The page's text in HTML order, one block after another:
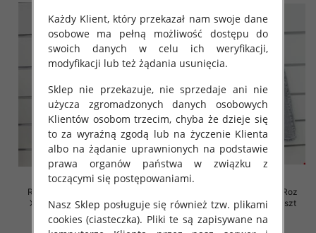
Rybaczki damskie jeansy Roz
XS-XL, 1 Kolor Paczka 10 szt
46.00 zł
Rybaczki damskie jeansy Roz
XS-XL, 1 Kolor Paczka 10 szt
45.00 zł
Każdy Klient, który przekazał nam swoje dane
osobowe ma pełną możliwość dostępu do
swoich danych w celu ich weryfikacji,
modyfikacji lub też żądania usunięcia.
Sklep nie przekazuje, nie sprzedaje ani nie
użycza zgromadzonych danych osobowych
Klientów osobom trzecim, chyba że dzieje się
to za wyraźną zgodą lub na życzenie Klienta
albo na żądanie uprawnionych na podstawie
prawa organów państwa w związku z
toczącymi się postępowaniami.
Nasz Sklep posługuje się również tzw. plikami
cookies (ciasteczka). Pliki te są zapisywane na